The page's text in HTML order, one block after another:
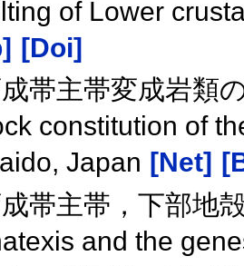
of Lower
[Doi]
帯主帯変成岩類
constitution of
Japan [Net]
帯主帯，下部地
and the